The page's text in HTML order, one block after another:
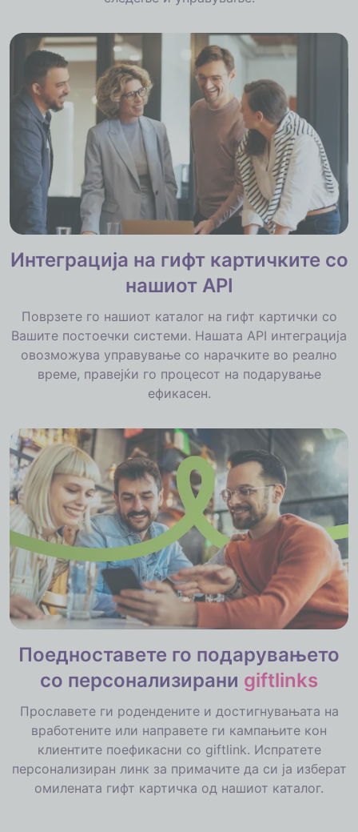
Интеграција на гифт картичките со
нашиот API
Поврзете го нашиот каталог на гифт картички со
Вашите постоечки системи. Нашата API интеграција
овозможува управување со нарачките во реално
време, правејќи го процесот на подарување
ефикасен.
Поедноставете го подарувањето
со персонализирани giftlinks
Прославете ги родендените и достигнувањата на
вработените или направете ги кампањите кон
клиентите поефикасни со giftlink. Испратете
персонализиран линк за примачите да си ја изберат
омилената гифт картичка од нашиот каталог.